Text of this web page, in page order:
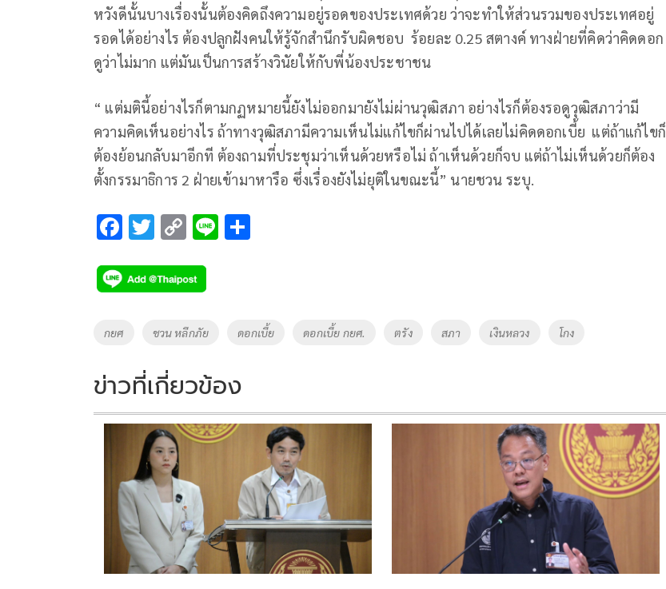
หวังดีนั้นบางเรื่องนั้นต้องคิดถึงความอยู่รอดของประเทศด้วย ว่าจะทำให้ส่วนรวมของประเทศอยู่
รอดได้อย่างไร ต้องปลูกฝังคนให้รู้จักสำนึกรับผิดชอบ ร้อยละ 0.25 สตางค์ ทางฝ่ายที่คิดว่าคิดดอก
ดูว่าไม่มาก แต่มันเป็นการสร้างวินัยให้กับพี่น้องประชาชน
“ แต่มตินี้อย่างไรก็ตามกฏหมายนี้ยังไม่ออกมายังไม่ผ่านวุฒิสภา อย่างไรก็ต้องรอดูวุฒิสภาว่ามี
ความคิดเห็นอย่างไร ถ้าทางวุฒิสภามีความเห็นไม่แก้ไขก็ผ่านไปได้เลยไม่คิดดอกเบี้ย แต่ถ้าแก้ไขก็
ต้องย้อนกลับมาอีกที ต้องถามที่ประชุมว่าเห็นด้วยหรือไม่ ถ้าเห็นด้วยก็จบ แต่ถ้าไม่เห็นด้วยก็ต้อง
ตั้งกรรมาธิการ 2 ฝ่ายเข้ามาหารือ ซึ่งเรื่องยังไม่ยุติในขณะนี้” นายชวน ระบุ.
F
e
b
o
k
T
tt
er
C
p
y
Li
k
Li
Tags
กยศ ชวน หลีกภัย ดอกเบี้ย ดอกเบี้ย กยศ. ตรัง สภา เงินหลวง โกง
ข่าวที่เกี่ยวข้อง